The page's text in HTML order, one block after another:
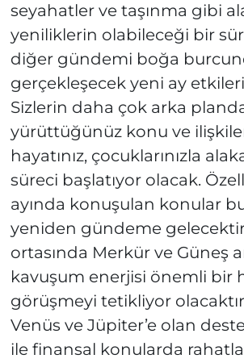
seyahatler ve taşınma gibi
yeniliklerin olabileceği bir
diğer gündemi boğa
gerçekleşecek yeni ay
Sizlerin daha çok arka
yürüttüğünüz konu ve
hayatınız, çocuklarınızla
süreci başlatıyor olacak.
ayında konuşulan konular
yeniden gündeme
ortasında Merkür ve Güneş
kavuşum enerjisi önemli bir
görüşmeyi tetikliyor
Venüs ve Jüpiter’e olan
ile finansal konularda